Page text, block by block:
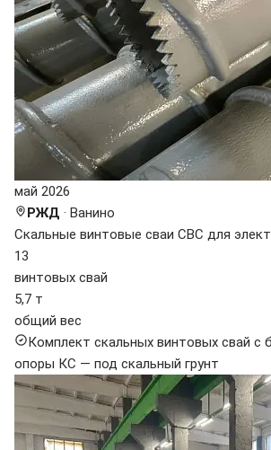
май 2026
РЖД · Ванино
Скальные винтовые сваи СВС для
13
винтовых свай
5,7 т
общий вес
Комплект скальных винтовых свай с
опоры КС — под скальный грунт